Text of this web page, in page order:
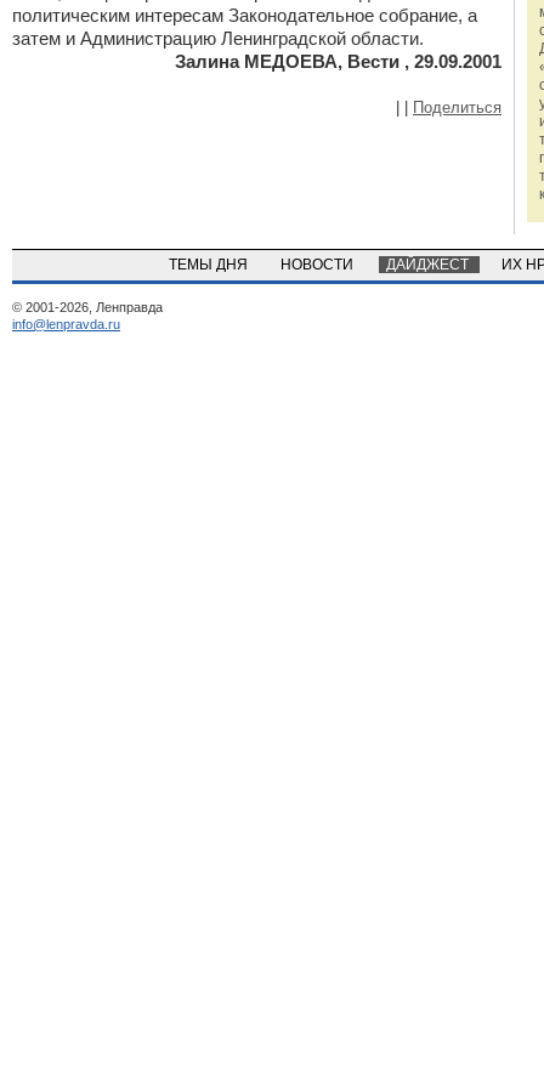
политическим интересам Законодательное собрание, а
затем и Администрацию Ленинградской области.
Залина МЕДОЕВА, Вести , 29.09.2001
Поделиться
ТЕМЫ ДНЯ НОВОСТИ ДАЙДЖЕСТ ИХ
© 2001-2026, Ленправда
info@lenpravda.ru